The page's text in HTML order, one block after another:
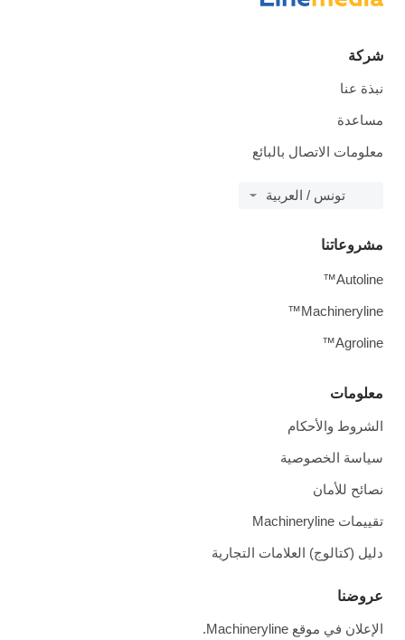
شركة
نبذة عنا
مساعدة
معلومات الاتصال بالبائع
تونس / العربية
معلومات
الشروط والأحكام
سياسة الخصوصية
نصائح للأمان
تقييمات Machineryline
دليل (كتالوج) العلامات التجارية
عروضنا
الإعلان في موقع Machineryline.
مشروعاتنا
Autoline™
Machineryline™
Agroline™